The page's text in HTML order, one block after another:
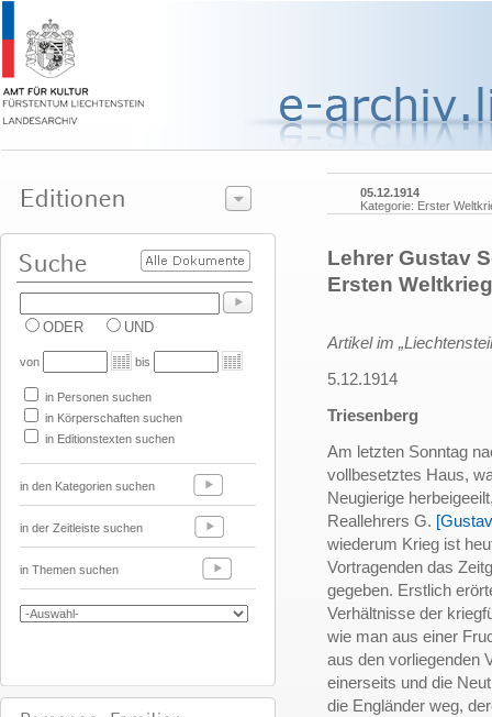
ODER UND
von bis
in Personen suchen
in Körperschaften suchen
in Editionstexten suchen
in den Kategorien suchen
in der Zeitleiste suchen
in Themen suchen
05.12.1914
Kategorie: Erster
Lehrer Gustav
Ersten Weltkrieg
Artikel im
5.12.1914
Triesenberg
Am letzten Sonntag
vollbesetztes Haus,
Neugierige
Reallehrers G.
wiederum Krieg ist
Vortragenden das
gegeben. Erstlich
Verhältnisse der
wie man aus einer
aus den vorliegenden
einerseits und die
die Engländer weg,